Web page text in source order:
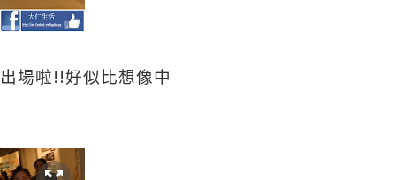
出場啦!!好似比想像中